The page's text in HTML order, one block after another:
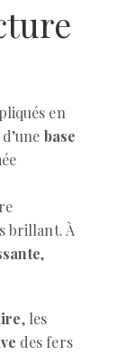
en
base
brillant. À
,
, les
des fers